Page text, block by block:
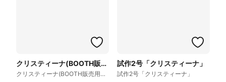
クリスティーナ(BOOTH販売用モデル)
クリスティーナ(BOOTH販売用モデル)
試作2号「クリスティーナ」
試作2号「クリスティーナ」